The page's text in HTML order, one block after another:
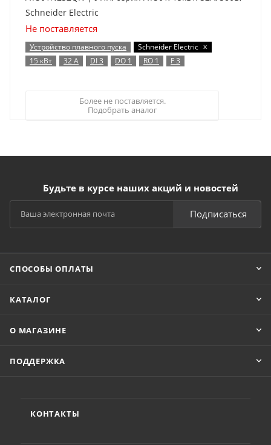
Schneider Electric
Не поставляется
Устройство плавного пуска Schneider Electric x
15 кВт
32 А DI 3 DO 1 RO 1 F 3
Более не поставляется.
Подобрать аналог
Будьте в курсе наших акций и новостей
Подписаться
СПОСОБЫ ОПЛАТЫ
КАТАЛОГ
О МАГАЗИНЕ
ПОДДЕРЖКА
КОНТАКТЫ